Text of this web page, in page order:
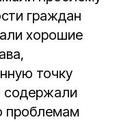
граждан
хорошие
точку
содержали
проблемам